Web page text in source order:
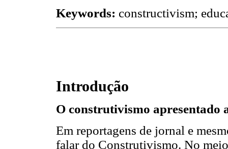
Keywords: constructivism;
Introdução
O construtivismo apresentado
Em reportagens de jornal e
falar do Construtivismo. No